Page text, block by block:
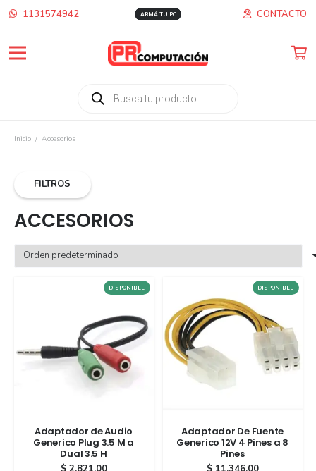
1131574942 ARMÁ TU PC CONTACTO
Búsqueda
de
Inicio / Accesorios
FILTROS
ACCESORIOS
DISPONIBLE
Adaptador de Audio
Generico Plug 3.5 M a
Dual 3.5 H
DISPONIBLE
Adaptador De Fuente
Generico 12V 4 Pines a 8
Pines